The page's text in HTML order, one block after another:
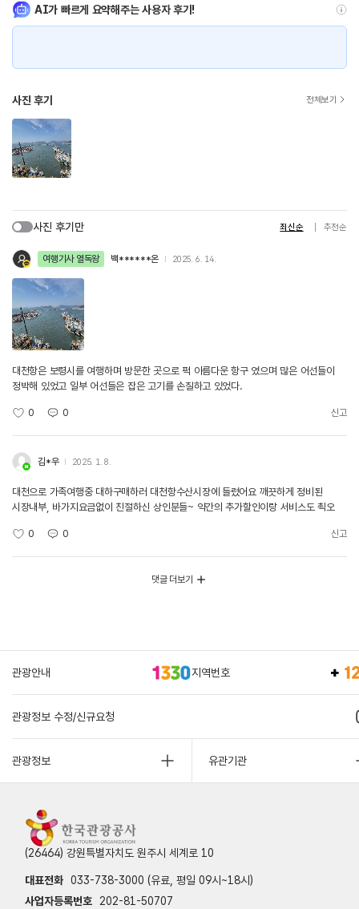
AI가 빠르게 요약해주는 사용자 후기!
사진 후기 전체보기
사진 후기만 최신순 추천순
여행기사 열독왕 백******온 2025. 6. 14.
대천항은 보령시를 여행하며 방문한 곳으로 퍽 아름다운 항구 였으며 많은 어선들이
정박해 있었고 일부 어선들은 잡은 고기를 손질하고 있었다.
0 0 신고
김*우 2025. 1. 8.
대천으로 가족여행중 대하구매하러 대천항수산시장에 들렸어요 깨끗하게 정비된
시장내부, 바가지요금없이 친절하신 상인분들~ 약간의 추가할인이랑 서비스도 쵝오
0 0 신고
댓글 더보기
관광안내 지역번호
관광정보 수정/신규요청
관광정보 유관기관
(26464) 강원특별자치도 원주시 세계로 10
대표전화 033-738-3000 (유료, 평일 09시~18시)
사업자등록번호
202-81-50707